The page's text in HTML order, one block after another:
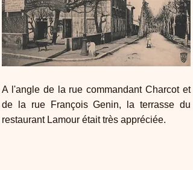
A l'angle de la rue commandant Charcot et
de la rue François Genin, la terrasse du
restaurant Lamour était très appréciée.